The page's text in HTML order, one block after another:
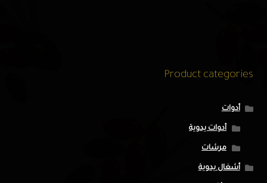
Product categories
أدوات
أدوات يدوية
مرشات
أشغال يدوية